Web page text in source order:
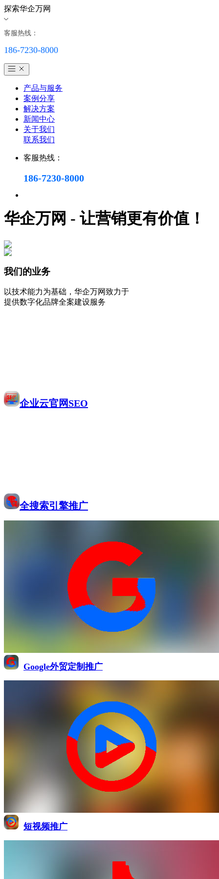
探索华企万网
客服热线：
186-7230-8000
产品与服务
案例分享
解决方案
新闻中心
关于我们
联系我们
客服热线：
186-7230-8000
华企万网 - 让营销更有价值！
我们的业务
以技术能力为基础，华企万网致力于
提供数字化品牌全案建设服务
企业云官网SEO
全搜索引擎推广
Google外贸定制推广
短视频推广